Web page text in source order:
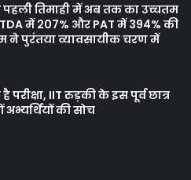
पहली तिमाही में अब तक का उच्चतम
में 207% और PAT में 394% की
ने पुरंतया व्यावसायीक चरण में
IIT रुड़की के इस पूर्व छात्र
की सोच